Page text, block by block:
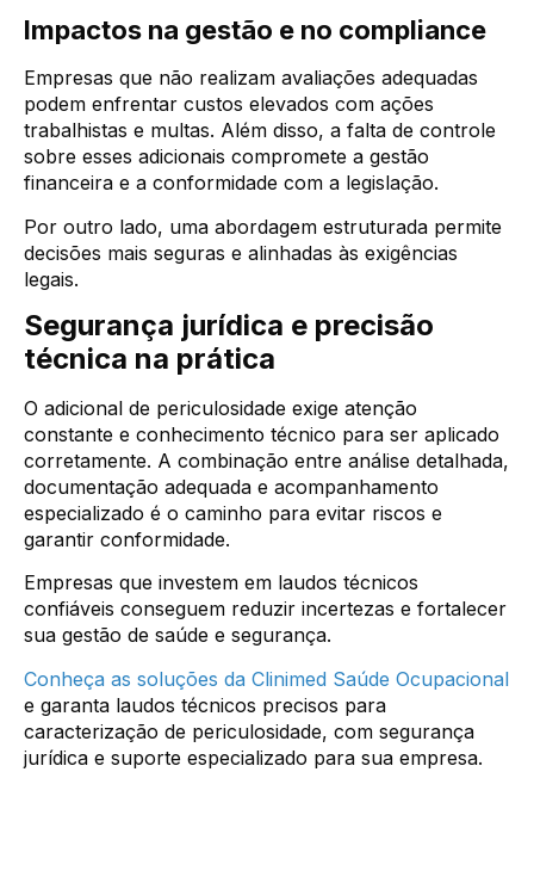
Impactos na gestão e no compliance
Empresas que não realizam avaliações adequadas
podem enfrentar custos elevados com ações
trabalhistas e multas. Além disso, a falta de controle
sobre esses adicionais compromete a gestão
financeira e a conformidade com a legislação.
Por outro lado, uma abordagem estruturada permite
decisões mais seguras e alinhadas às exigências
legais.
Segurança jurídica e precisão
técnica na prática
O adicional de periculosidade exige atenção
constante e conhecimento técnico para ser aplicado
corretamente. A combinação entre análise detalhada,
documentação adequada e acompanhamento
especializado é o caminho para evitar riscos e
garantir conformidade.
Empresas que investem em laudos técnicos
confiáveis conseguem reduzir incertezas e fortalecer
sua gestão de saúde e segurança.
Conheça as soluções da Clinimed Saúde Ocupacional
e garanta laudos técnicos precisos para
caracterização de periculosidade, com segurança
jurídica e suporte especializado para sua empresa.